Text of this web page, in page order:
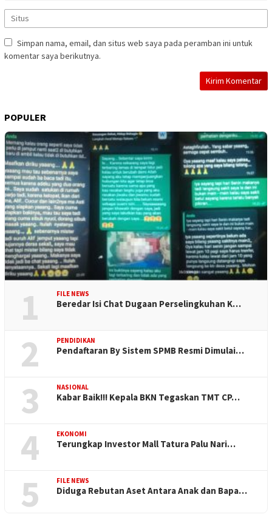
Simpan nama, email, dan situs web saya pada peramban ini untuk
komentar saya berikutnya.
POPULER
1 FILE NEWS
Beredar Isi Chat Dugaan Perselingkuhan K…
2 PENDIDIKAN
Pendaftaran By Sistem SPMB Resmi Dimulai…
3 NASIONAL
Kabar Baik!!! Kepala BKN Tegaskan TMT CP…
4 EKONOMI
Terungkap Investor Mall Tatura Palu Nari…
5 FILE NEWS
Diduga Rebutan Aset Antara Anak dan Bapa…